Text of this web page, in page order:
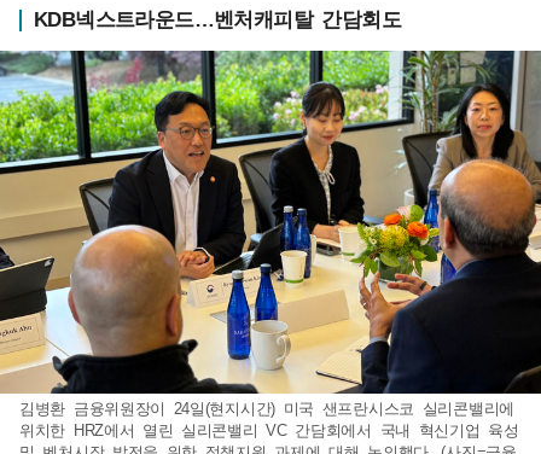
KDB넥스트라운드…벤처캐피탈 간담회도
김병환 금융위원장이 24일(현지시간) 미국 샌프란시스코 실리콘밸리에
위치한 HRZ에서 열린 실리콘밸리 VC 간담회에서 국내 혁신기업 육성